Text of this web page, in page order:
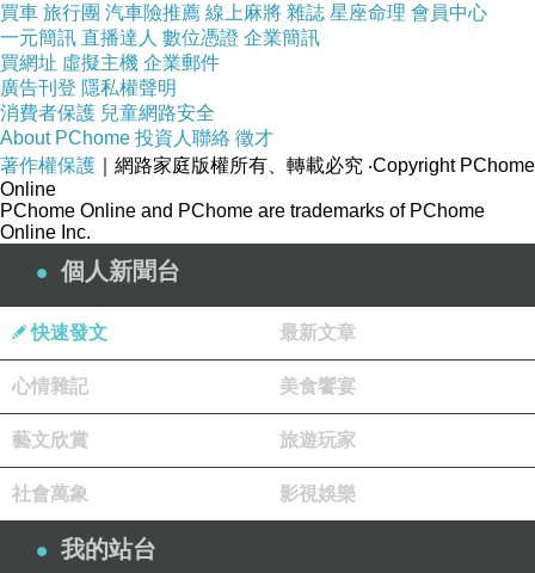
買車 旅行團 汽車險推薦 線上麻將 雜誌 星座命理 會員中心
一元簡訊 直播達人 數位憑證 企業簡訊
買網址 虛擬主機 企業郵件
廣告刊登 隱私權聲明
消費者保護 兒童網路安全
About PChome 投資人聯絡 徵才
著作權保護 ｜網路家庭版權所有、轉載必究 ‧Copyright PChome
Online
PChome Online and PChome are trademarks of PChome
Online Inc.
個人新聞台
快速發文 最新文章
心情雜記 美食饗宴
藝文欣賞 旅遊玩家
社會萬象 影視娛樂
我的站台